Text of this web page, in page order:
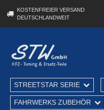
KOSTENFREIER VERSAND
DEUTSCHLANDWEIT
STREETSTAR SERIE
FAHRWERKS ZUBEHÖR